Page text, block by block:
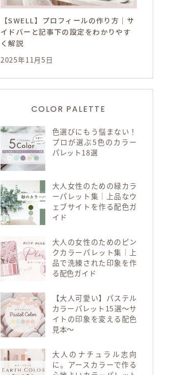
【SWELL】プロフィールの作り方｜サ
イドバーと記事下の設定をわかりやす
く解説
2025年11月5日
COLOR PALETTE
色選びにもう悩まない！
プロが選ぶ5色のカラー
パレット18選
大人女性のための緑カラ
ーパレット集｜上品なウ
ェブサイトを作る配色ガ
イド
大人の女性のためのピン
クカラーパレット集｜上
品で洗練された印象を作
る配色ガイド
【大人可愛い】パステル
カラーパレット15選～サ
イトの印象を変える配色
見本～
大人のナチュラル志向
に。アースカラーで作る